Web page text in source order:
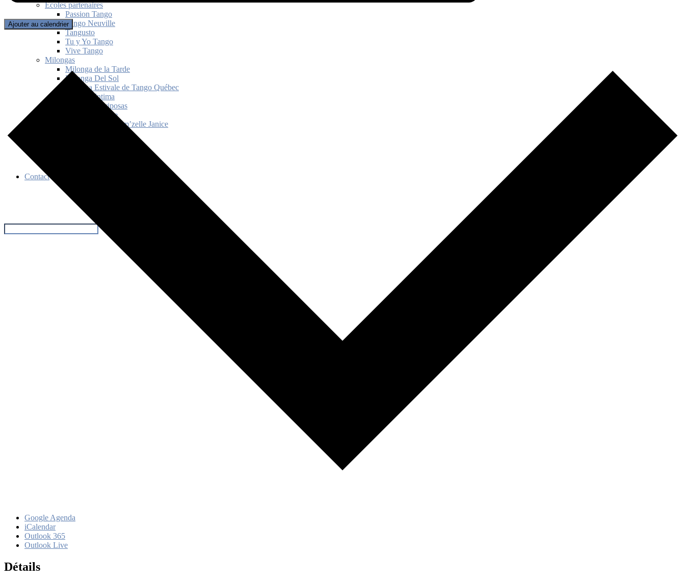
Écoles partenaires
Passion Tango
Tango Neuville
Tangusto
Tu y Yo Tango
Vive Tango
Milongas
Milonga de la Tarde
Milonga Del Sol
Milonga Estivale de Tango Québec
Milonga Intima
Milonga Mariposas
Milonga Picante
Milonguita de Mam’zelle Janice
Contact
Ajouter au calendrier
Google Agenda
iCalendar
Outlook 365
Outlook Live
Détails